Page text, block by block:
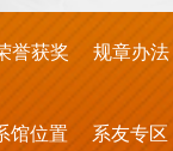
誉获奖 规章办法
馆位置 系友专区